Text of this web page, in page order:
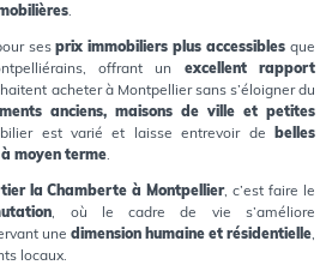
.
sesprix immobiliers plus accessibles que
offrant un excellent rapport
acheter à Montpellier sans s’éloigner du
anciens, maisons de ville et petites
est varié et laisse entrevoir de
belles
moyen terme.
la Chamberte à Montpellier, c’est faire le
, où le cadre de vie s’améliore
unedimension humaine et résidentielle,
locaux.